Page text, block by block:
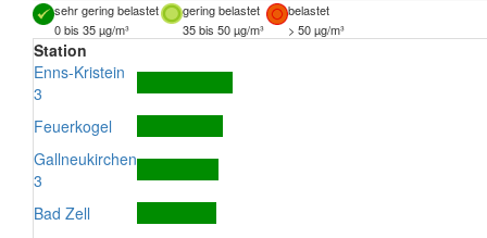
sehr gering belastet gering belastet
belastet
0 bis 35 µg/m³
35 bis 50 µg/m³ > 50 µg/m³
Station
Enns-Kristein
3
Feuerkogel
Gallneukirchen
3
Bad Zell